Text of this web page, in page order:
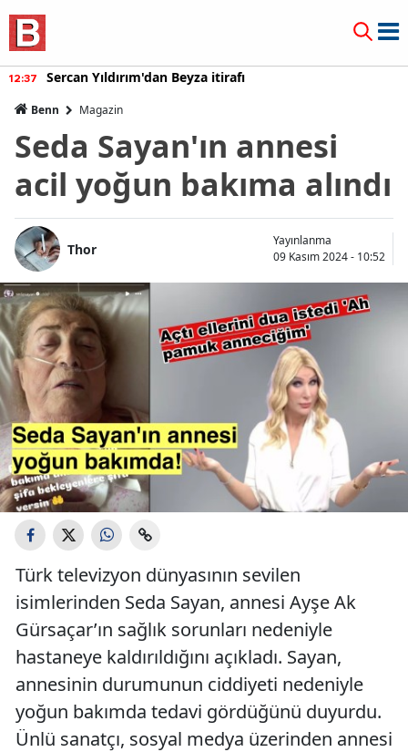
12:37 Sercan Yıldırım'dan Beyza itirafı
Benn Magazin
Seda Sayan'ın annesi
acil yoğun bakıma alındı
Thor
Yayınlanma
09 Kasım 2024 - 10:52
Türk televizyon dünyasının sevilen
isimlerinden Seda Sayan, annesi Ayşe Ak
Gürsaçar’ın sağlık sorunları nedeniyle
hastaneye kaldırıldığını açıkladı. Sayan,
annesinin durumunun ciddiyeti nedeniyle
yoğun bakımda tedavi gördüğünü duyurdu.
Ünlü sanatçı, sosyal medya üzerinden annesi